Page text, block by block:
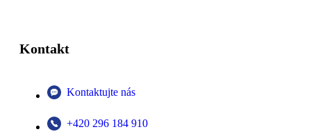
Kontakt
Kontaktujte nás
+420 296 184 910